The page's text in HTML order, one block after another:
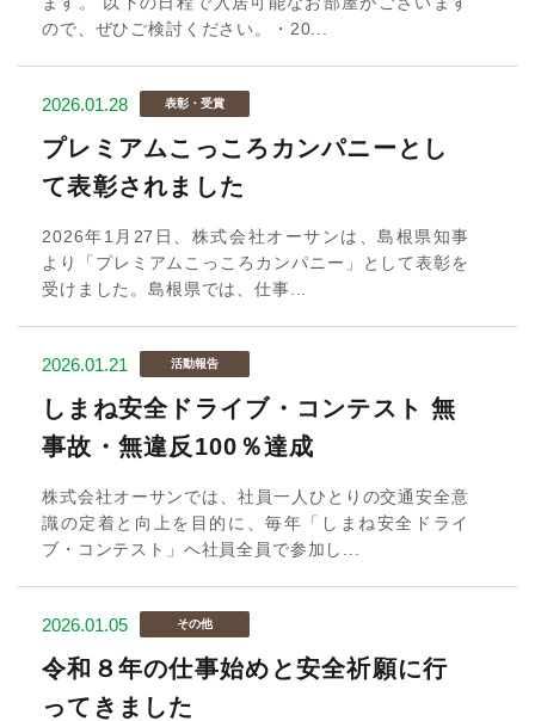
ので、ぜひご検討ください。・20...
2026.01.28 表彰・受賞
プレミアムこっころカンパニーとし
て表彰されました
2026年1月27日、株式会社オーサンは、島根県知事
より「プレミアムこっころカンパニー」として表彰を
受けました。島根県では、仕事...
2026.01.21 活動報告
しまね安全ドライブ・コンテスト 無
事故・無違反100％達成
株式会社オーサンでは、社員一人ひとりの交通安全意
識の定着と向上を目的に、毎年「しまね安全ドライ
ブ・コンテスト」へ社員全員で参加し...
2026.01.05 その他
令和８年の仕事始めと安全祈願に行
ってきました